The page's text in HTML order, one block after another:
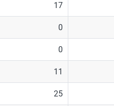
17
0
0
11
25